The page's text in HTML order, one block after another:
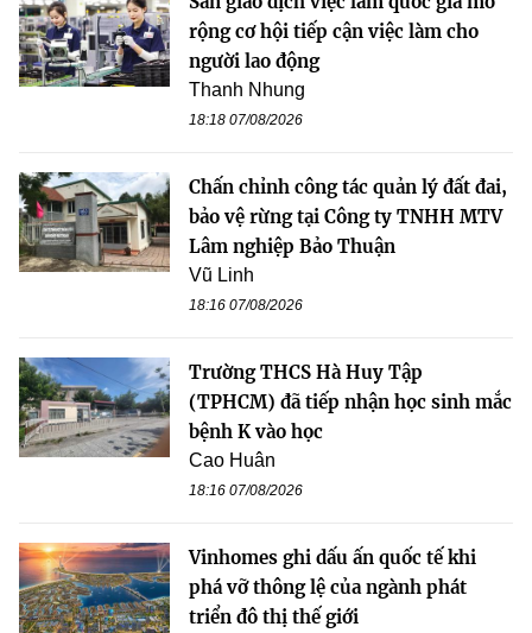
rộng cơ hội tiếp cận việc làm cho
người lao động
Thanh Nhung
18:18 07/08/2026
Chấn chỉnh công tác quản lý đất đai,
bảo vệ rừng tại Công ty TNHH MTV
Lâm nghiệp Bảo Thuận
Vũ Linh
18:16 07/08/2026
Trường THCS Hà Huy Tập
(TPHCM) đã tiếp nhận học sinh mắc
bệnh K vào học
Cao Huân
18:16 07/08/2026
Vinhomes ghi dấu ấn quốc tế khi
phá vỡ thông lệ của ngành phát
triển đô thị thế giới